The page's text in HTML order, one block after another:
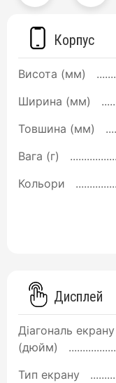
Корпус
Висота (мм)
Ширина (мм)
Товшина (мм)
Вага (г)
Кольори
Дисплей
Діагональ екрану
(дюйм)
Тип екрану